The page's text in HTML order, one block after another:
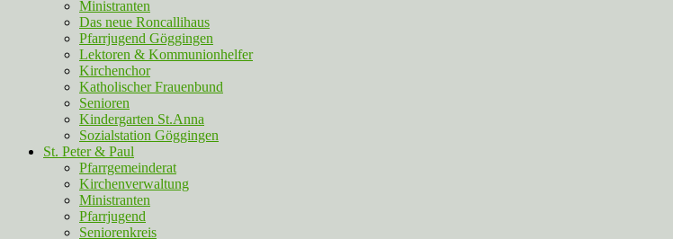
Ministranten
Das neue Roncallihaus
Pfarrjugend Göggingen
Lektoren & Kommunionhelfer
Kirchenchor
Katholischer Frauenbund
Senioren
Kindergarten St.Anna
Sozialstation Göggingen
St. Peter & Paul
Pfarrgemeinderat
Kirchenverwaltung
Ministranten
Pfarrjugend
Seniorenkreis